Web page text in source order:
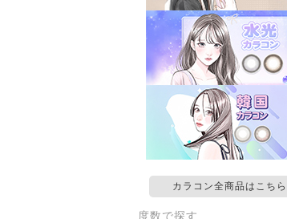
カラコン全商品はこちら
度数で探す